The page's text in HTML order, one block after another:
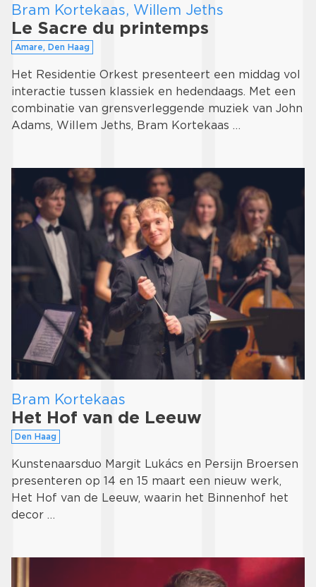
Bram Kortekaas, Willem Jeths
Le Sacre du printemps
Amare, Den Haag
Het Residentie Orkest presenteert een middag vol
interactie tussen klassiek en hedendaags. Met een
combinatie van grensverleggende muziek van John
Adams, Willem Jeths, Bram Kortekaas …
Bram Kortekaas
Het Hof van de Leeuw
Den Haag
Kunstenaarsduo Margit Lukács en Persijn Broersen
presenteren op 14 en 15 maart een nieuw werk,
Het Hof van de Leeuw, waarin het Binnenhof het
decor …